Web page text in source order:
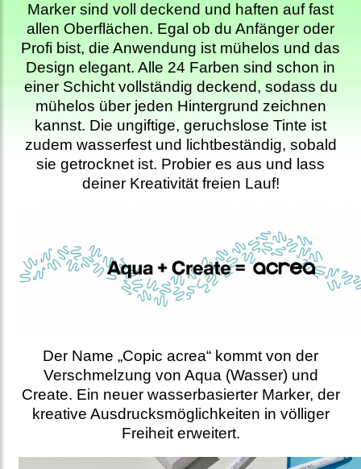
Marker sind voll deckend und haften auf fast
allen Oberflächen. Egal ob du Anfänger oder
Profi bist, die Anwendung ist mühelos und das
Design elegant. Alle 24 Farben sind schon in
einer Schicht vollständig deckend, sodass du
mühelos über jeden Hintergrund zeichnen
kannst. Die ungiftige, geruchslose Tinte ist
zudem wasserfest und lichtbeständig, sobald
sie getrocknet ist. Probier es aus und lass
deiner Kreativität freien Lauf!
Der Name „Copic acrea“ kommt von der
Verschmelzung von Aqua (Wasser) und
Create. Ein neuer wasserbasierter Marker, der
kreative Ausdrucksmöglichkeiten in völliger
Freiheit erweitert.